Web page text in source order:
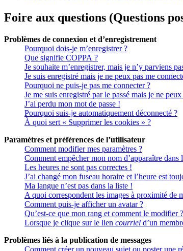
Foire aux questions (Questions
Problèmes de connexion et d’enregistrement
Pourquoi dois-je m’enregistrer ?
Que signifie COPPA ?
Je souhaite m’enregistrer, mais je n’y parviens
Je suis enregistré mais je ne peux pas me
Pourquoi ne puis-je pas me connecter ?
Je me suis enregistré par le passé mais je ne
J’ai perdu mon mot de passe !
Pourquoi suis-je automatiquement déconnecté ?
À quoi sert « Supprimer les cookies » ?
Paramètres et préférences de l’utilisateur
Comment modifier mes paramètres ?
Comment empêcher mon nom d’apparaître dans
Les heures ne sont pas correctes !
J’ai changé mon fuseau horaire et l’heure est
Ma langue n’est pas dans la liste !
A quoi correspondent les images à proximité de
Comment puis-je afficher un avatar ?
Qu’est-ce que mon rang et comment le modifier ?
Lorsque je clique sur le lien courriel d’un
Problèmes liés à la publication de messages
Comment créer un nouveau sujet ou poster une